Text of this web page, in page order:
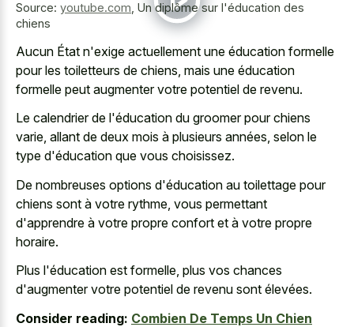
Source: youtube.com Un diplôme sur l'éducation des
chiens
Aucun État n'exige actuellement une éducation formelle
pour les toiletteurs de chiens, mais une éducation
formelle peut augmenter votre potentiel de revenu.
Le calendrier de l'éducation du groomer pour chiens
varie, allant de deux mois à plusieurs années, selon le
type d'éducation que vous choisissez.
De nombreuses options d'éducation au toilettage pour
chiens sont à votre rythme, vous permettant
d'apprendre à votre propre confort et à votre propre
horaire.
Plus l'éducation est formelle, plus vos chances
d'augmenter votre potentiel de revenu sont élevées.
Consider reading: Combien De Temps Un Chien